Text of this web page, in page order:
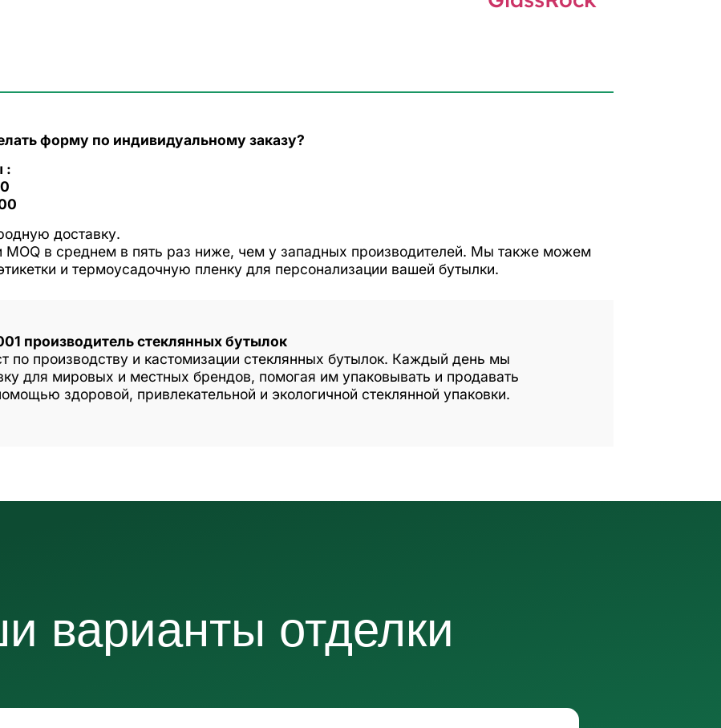
форму по индивидуальному заказу?
:
доставку.
в среднем в пять раз ниже, чем у западных производителей. Мы также можем
и термоусадочную пленку для персонализации вашей бутылки.
производитель стеклянных бутылок
по производству и кастомизации стеклянных бутылок. Каждый день мы
для мировых и местных брендов, помогая им упаковывать и продавать
здоровой, привлекательной и экологичной стеклянной упаковки.
варианты отделки